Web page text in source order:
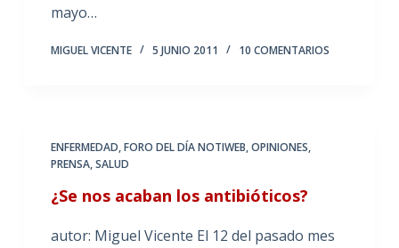
mayo…
MIGUEL VICENTE 5 JUNIO 2011 10 COMENTARIOS
ENFERMEDAD,FORO DEL DÍA NOTIWEB,OPINIONES,
PRENSA,SALUD
¿Se nos acaban los antibióticos?
autor: Miguel Vicente El 12 del pasado mes